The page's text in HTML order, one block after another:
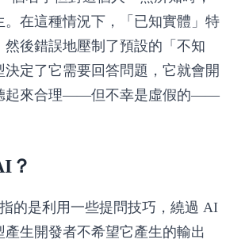
在這種情況下，「已知實體」特
後錯誤地壓制了預設的「不知
定了它需要回答問題，它就會開
起來合理——但不幸是虛假的——
？
指的是利用一些提問技巧，繞過 AI
生開發者不希望它產生的輸出